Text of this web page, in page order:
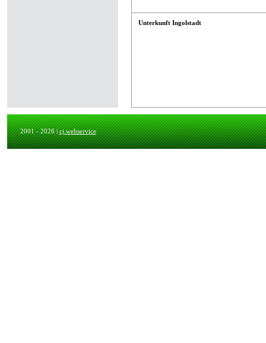
Unterkunft Ingolstadt
2001 - 2026 |cj.webservice